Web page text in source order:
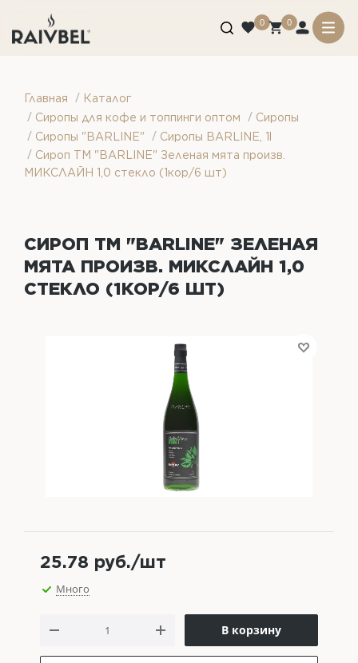
0 0
Главная / Каталог
/ Сиропы для кофе и топпинги оптом / Сиропы
/ Сиропы "BARLINE" / Сиропы BARLINE, 1l
/ Сироп ТМ "BARLINE" Зеленая мята произв.
МИКСЛАЙН 1,0 стекло (1кор/6 шт)
СИРОП ТМ "BARLINE" ЗЕЛЕНАЯ
МЯТА ПРОИЗВ. МИКСЛАЙН 1,0
СТЕКЛО (1КОР/6 ШТ)
25.78 руб./шт
Много
В корзину